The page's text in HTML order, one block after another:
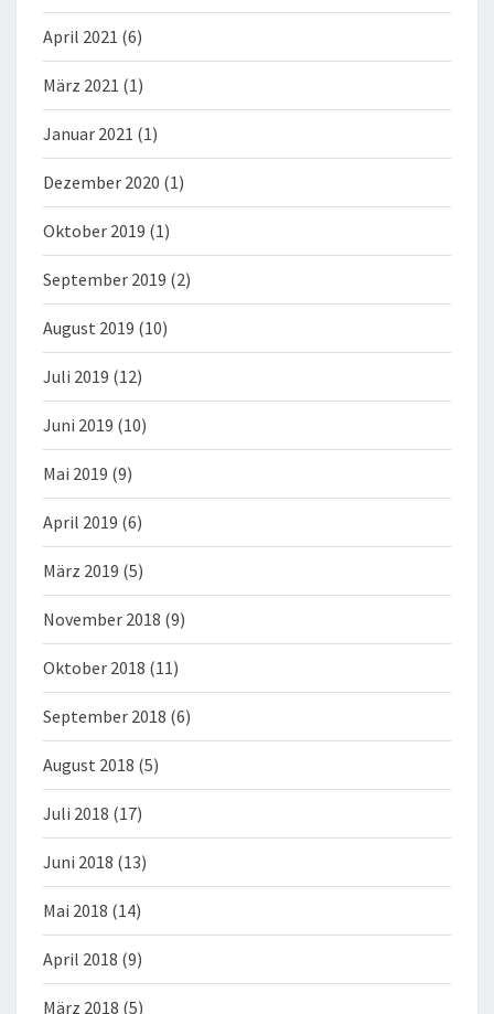
April 2021 (6)
März 2021 (1)
Januar 2021 (1)
Dezember 2020 (1)
Oktober 2019 (1)
September 2019 (2)
August 2019 (10)
Juli 2019 (12)
Juni 2019 (10)
Mai 2019 (9)
April 2019 (6)
März 2019 (5)
November 2018 (9)
Oktober 2018 (11)
September 2018 (6)
August 2018 (5)
Juli 2018 (17)
Juni 2018 (13)
Mai 2018 (14)
April 2018 (9)
März 2018 (5)